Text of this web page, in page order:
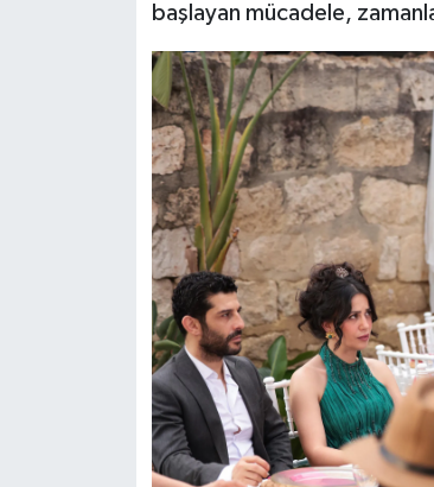
başlayan mücadele,